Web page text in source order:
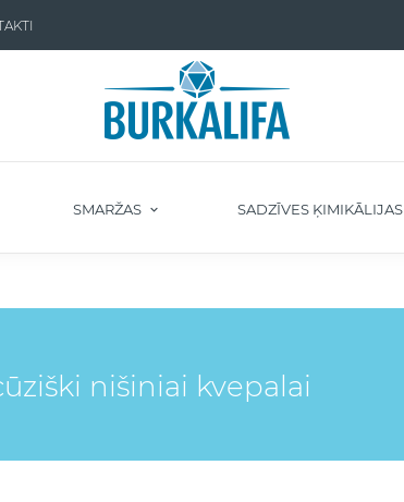
SMARŽAS SADZĪVES ĶIMIKĀLIJAS
nišiniai kvepalai